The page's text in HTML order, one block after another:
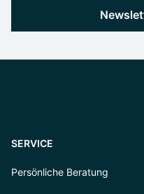
SERVICE
Persönliche Beratung